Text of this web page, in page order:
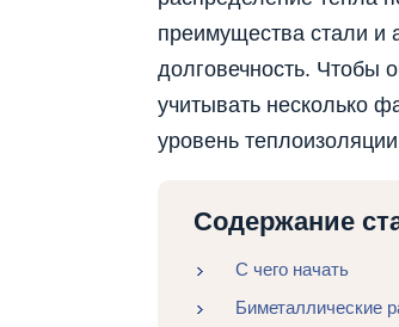
преимущества стали и
долговечность. Чтобы
учитывать несколько
уровень
Содержание
С чего начать
Биметаллические